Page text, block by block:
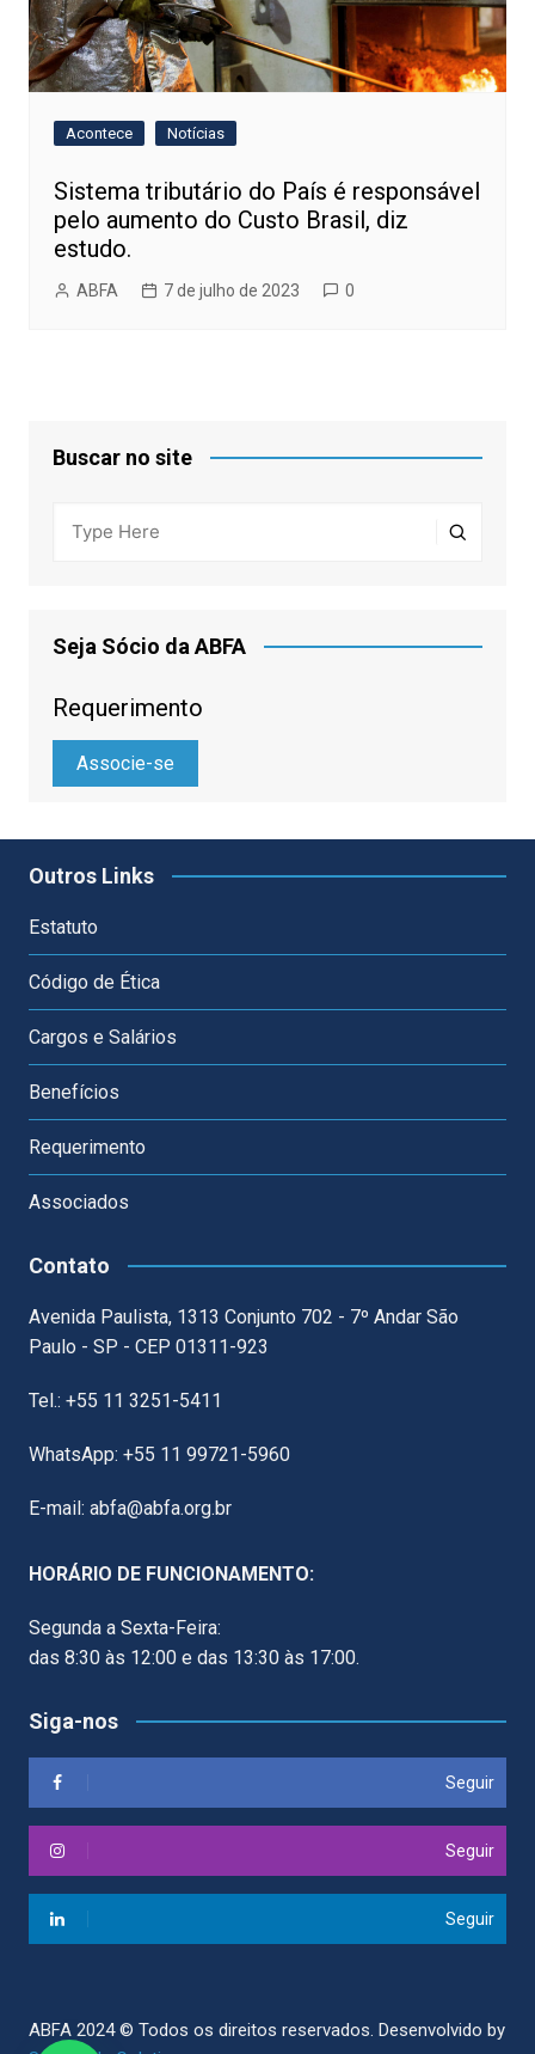
Acontece Notícias
Sistema tributário do País é responsável
pelo aumento do Custo Brasil, diz
estudo.
ABFA 7 de julho de 2023 0
Buscar no site
Seja Sócio da ABFA
Requerimento
Associe-se
Outros Links
Estatuto
Código de Ética
Cargos e Salários
Benefícios
Requerimento
Associados
Contato
Avenida Paulista, 1313 Conjunto 702 - 7º Andar São
Paulo - SP - CEP 01311-923
Tel.: +55 11 3251-5411
WhatsApp: +55 11 99721-5960
E-mail: abfa@abfa.org.br
HORÁRIO DE FUNCIONAMENTO:
Segunda a Sexta-Feira:
das 8:30 às 12:00 e das 13:30 às 17:00.
Siga-nos
Seguir
Seguir
Seguir
ABFA 2024 © Todos os direitos reservados. Desenvolvido by